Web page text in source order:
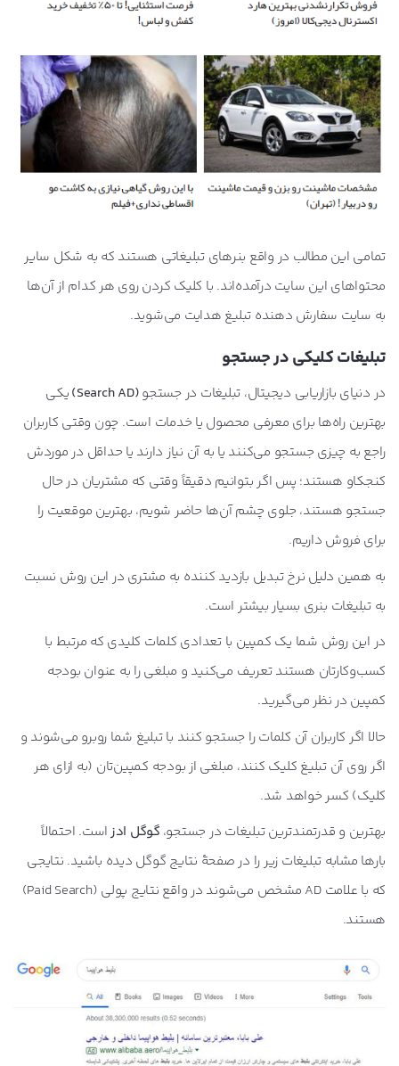
تمامی این مطالب در واقع بنر‌های تبلیغاتی هستند که به شکل سایر
محتواهای این سایت درآمده‌اند. با کلیک کردن روی هر کدام از آن‌ها
به سایت سفارش دهنده تبلیغ هدایت می‌شوید.
تبلیغات کلیکی در جستجو
در دنیای بازاریابی دیجیتال، تبلیغات در جستجو(Search AD)
یکی
بهترین راه‌ها برای معرفی محصول یا خدمات است. چون وقتی کاربران
راجع ‌به چیزی جستجو می‌کنند یا به آن نیاز دارند یا حداقل در موردش
کنجکاو هستند؛ پس اگر بتوانیم دقیقاً وقتی که مشتریان در حال
جستجو هستند، جلوی چشم آن‌ها حاضر شویم، بهترین موقعیت را
برای فروش داریم.
به همین دلیل نرخ تبدیل بازدید کننده به مشتری در این روش نسبت
به تبلیغات بنری بسیار بیشتر است.
در این روش شما یک کمپین با تعدادی کلمات کلیدی که مرتبط با
کسب‌وکارتان هستند تعریف می‌کنید و مبلغی را به عنوان بودجه
کمپین در نظر می‌گیرید.
حالا اگر کاربران آن کلمات را جستجو کنند با تبلیغ شما روبرو می‌شوند و
اگر روی آن تبلیغ کلیک کنند، مبلغی از بودجه کمپین‌تان (به ازای هر
کلیک) کسر خواهد شد.
بهترین و قدرتمندترین تبلیغات در جستجو، گوگل ادزاست. احتمالاً
بارها مشابه تبلیغات زیر را در صفحۀ نتایج گوگل دیده باشید. نتایجی
که با علامت AD مشخص می‌شوند در واقع نتایج پولی (Paid Search)
هستند.